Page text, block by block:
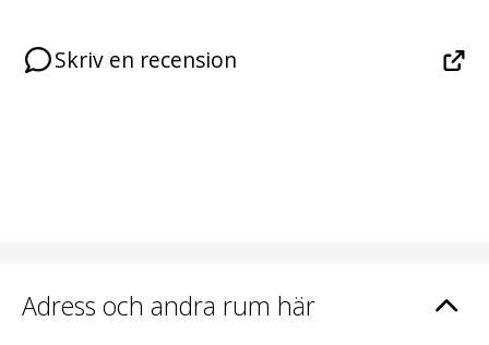
Skriv en recension
Adress och andra rum här